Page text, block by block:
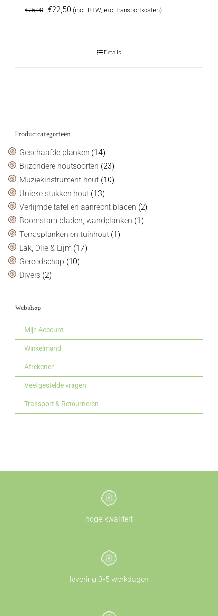
€25,00 Oorspronkelijke
€22,50 Huidige
(incl. BTW, excl transportkosten)
Details
Productcategorieën
Geschaafde planken (14)
Bijzondere houtsoorten (23)
Muziekinstrument hout (10)
Unieke stukken hout (13)
Verlijmde tafel en aanrecht bladen (2)
Boomstam bladen, wandplanken (1)
Terrasplanken en tuinhout (1)
Lak, Olie & Lijm (17)
Gereedschap (10)
Divers (2)
Webshop
Mijn Account
Winkelmand
Afrekenen
Veel gestelde vragen
Transport & Retourneren
hoge kwaliteit
levering 3-5 werkdagen